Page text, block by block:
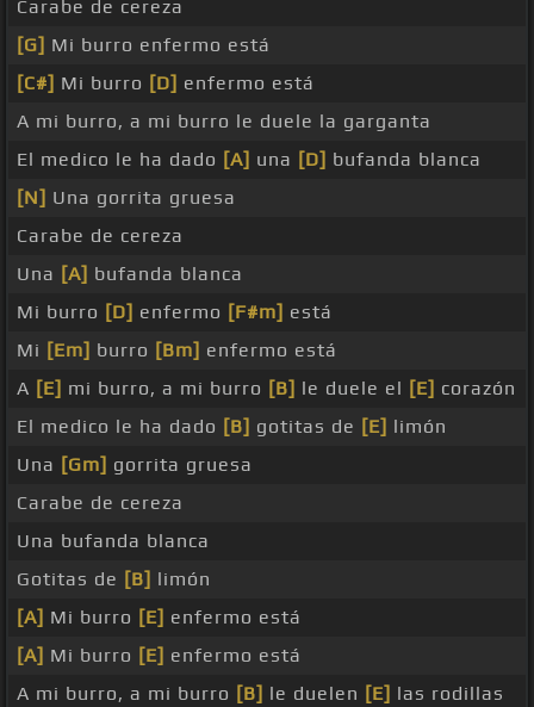
Carabe de cereza
[G] Mi burro enfermo está
[C#] Mi burro [D] enfermo está
A mi burro, a mi burro le duele la garganta
El medico le ha dado [A] una [D] bufanda blanca
[N] Una gorrita gruesa
Carabe de cereza
Una [A] bufanda blanca
Mi burro [D] enfermo [F#m] está
Mi [Em] burro [Bm] enfermo está
A [E] mi burro, a mi burro [B] le duele el [E] corazón
El medico le ha dado [B] gotitas de [E] limón
Una [Gm] gorrita gruesa
Carabe de cereza
Una bufanda blanca
Gotitas de [B] limón
[A] Mi burro [E] enfermo está
[A] Mi burro [E] enfermo está
A mi burro, a mi burro [B] le duelen [E] las rodillas